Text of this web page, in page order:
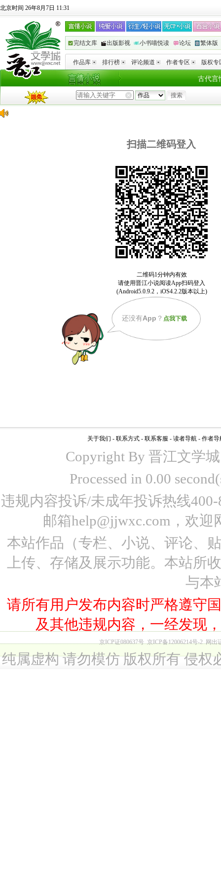
北京时间 26年8月7日 11:31
完结文库 出版影视 小书喵悦读 论坛 繁体版
作品库 排行榜 评论频道 作者专区 版权专
古代言
扫描二维码登入
还没有App ？ 点我下载
关于我们 - 联系方式 - 联系客服 - 读者导航 - 作者导
Copyright By 晋江文学
Processed in 0.00
违规内容投诉/未成年投诉热线
邮箱help@jjwxc.com，欢
本站作品（专栏、小说、评论、
上传、存储及展示功能。本站所
与本
请所有用户发布内容时严格遵守
及其他违规内容，一经发现
京ICP证080637号 京ICP备12006214号-2 网出
纯属虚构 请勿模仿 版权所有 侵权